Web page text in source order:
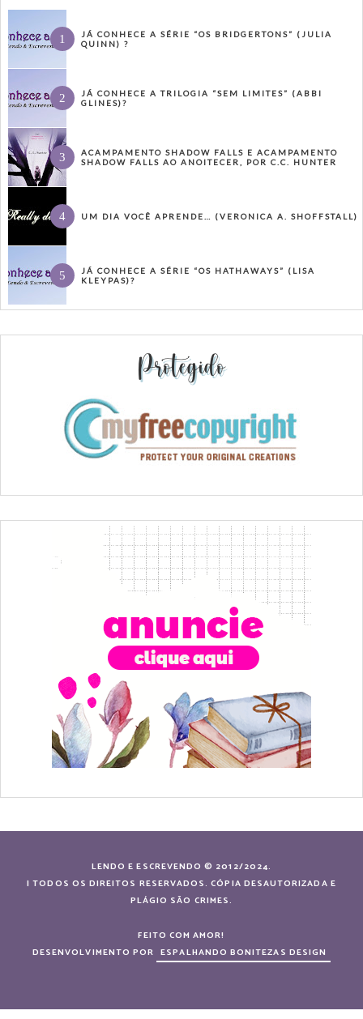
JÁ CONHECE A SÉRIE “OS BRIDGERTONS” (JULIA
QUINN) ?
JÁ CONHECE A TRILOGIA “SEM LIMITES” (ABBI
GLINES)?
ACAMPAMENTO SHADOW FALLS E ACAMPAMENTO
SHADOW FALLS AO ANOITECER, POR C.C. HUNTER
UM DIA VOCÊ APRENDE… (VERONICA A. SHOFFSTALL)
JÁ CONHECE A SÉRIE “OS HATHAWAYS” (LISA
KLEYPAS)?
Protegido
LENDO E ESCREVENDO © 2012/2024.
| TODOS OS DIREITOS RESERVADOS. CÓPIA DESAUTORIZADA E
PLÁGIO SÃO CRIMES.
FEITO COM AMOR!
DESENVOLVIMENTO POR ESPALHANDO BONITEZAS DESIGN